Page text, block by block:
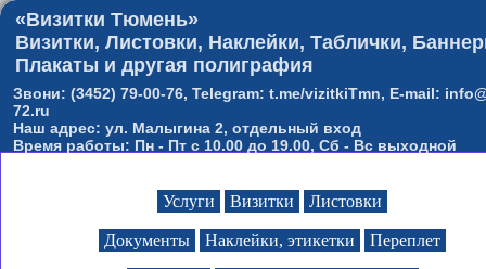
«Визитки Тюмень»
Визитки, Листовки, Наклейки, Таблички,
Плакаты и другая полиграфия
Звони: (3452) 79-00-76, Telegram: t.me/vizitkiTmn, E-mail:
72.ru
Наш адрес: ул. Малыгина 2, отдельный вход
Время работы: Пн - Пт с 10.00 до 19.00, Сб - Вс выходной
Услуги Визитки Листовки
Документы Наклейки, этикетки Переплет